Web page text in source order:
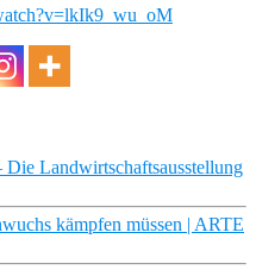
Die Landwirtschaftsausstellung
kämpfen müssen | ARTE